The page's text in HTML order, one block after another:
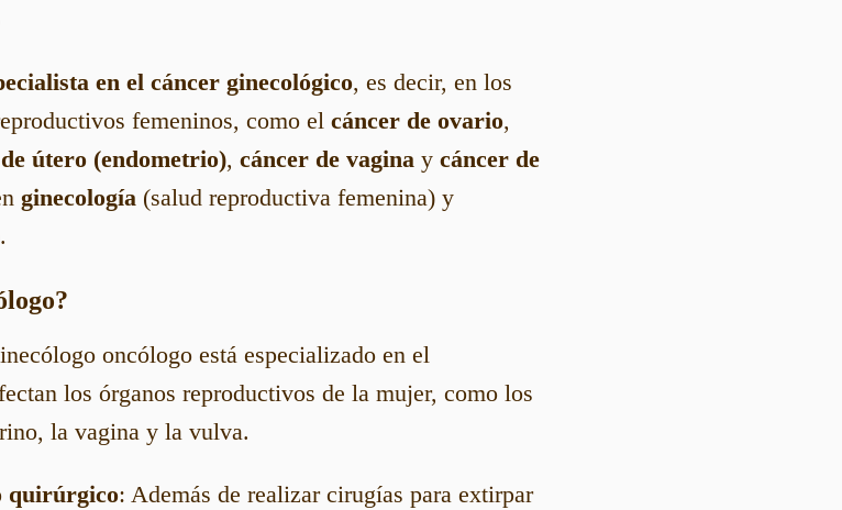
en el cáncer ginecológico, es decir, en los
femeninos, como el cáncer de ovario,
útero (endometrio), cáncer de vagina y cáncer de
ginecología (salud reproductiva femenina) y
oncólogo está especializado en el
los órganos reproductivos de la mujer, como los
la vagina y la vulva.
quirúrgico: Además de realizar cirugías para extirpar